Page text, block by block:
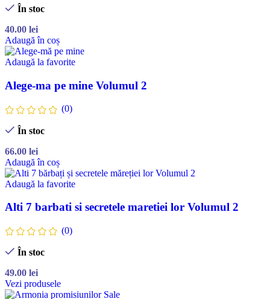
În stoc
40.00 lei
Adaugă în coș
Adaugă la favorite
Alege-ma pe mine Volumul 2
(0)
În stoc
66.00 lei
Adaugă în coș
Adaugă la favorite
Alti 7 barbati si secretele maretiei lor Volumul 2
(0)
În stoc
49.00 lei
Vezi produsele